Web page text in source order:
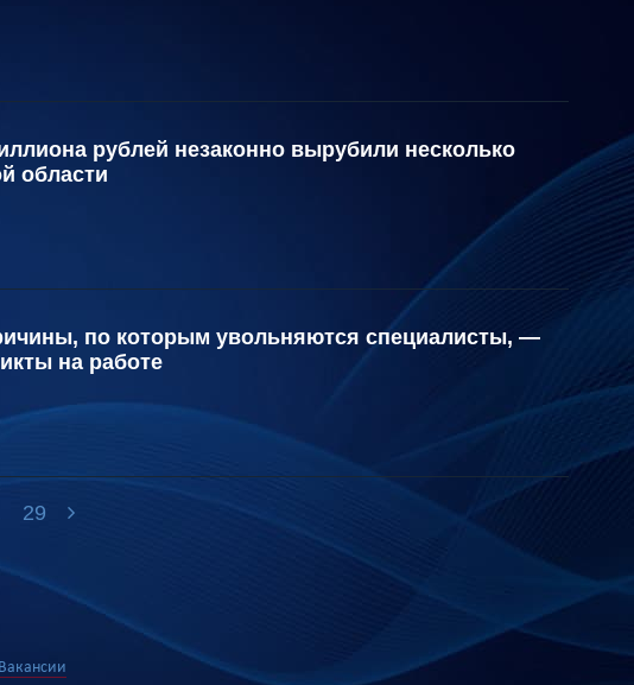
рублей незаконно вырубили несколько
области
по которым увольняются специалисты, —
на работе
29
Вакансии